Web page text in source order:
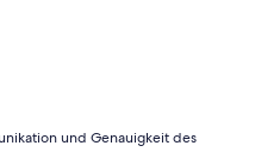
und Genauigkeit des